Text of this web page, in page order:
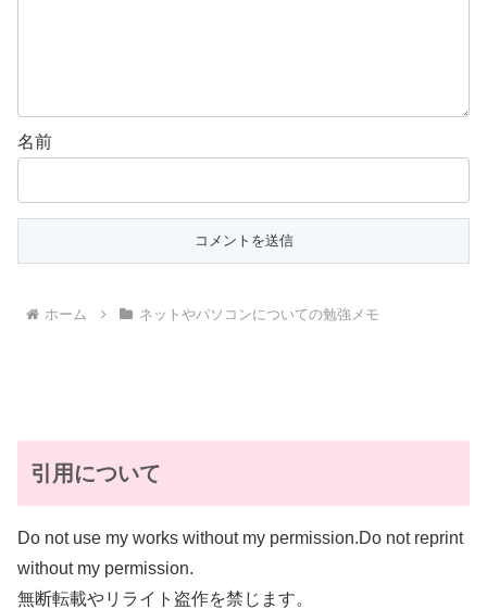
名前
ホーム ネットやパソコンについての勉強メモ
引用について
Do not use my works without my permission.Do not reprint
without my permission.
無断転載やリライト盗作を禁じます。